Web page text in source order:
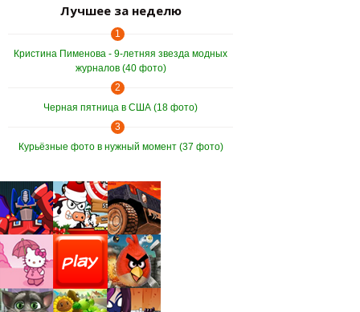
Лучшее за неделю
1
Кристина Пименова - 9-летняя звезда модных
журналов (40 фото)
2
Черная пятница в США (18 фото)
3
Курьёзные фото в нужный момент (37 фото)